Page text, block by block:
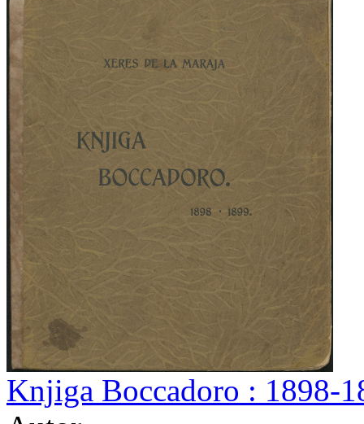
Knjiga Boccadoro : 1898-